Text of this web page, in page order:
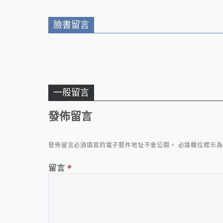
臉書留言
一般留言
發佈留言
發佈留言必須填寫的電子郵件地址不會公開。 必填欄位標示
留言 *